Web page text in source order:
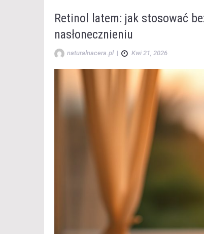
Retinol latem: jak stosować
nasłonecznieniu
naturalnacera.pl | Kwi 21, 2026